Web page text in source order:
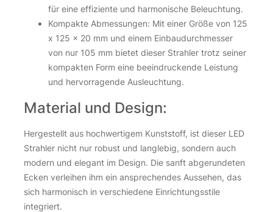
für eine effiziente und harmonische Beleuchtung.
Kompakte Abmessungen: Mit einer Größe von 125
x 125 x 20 mm und einem Einbaudurchmesser
von nur 105 mm bietet dieser Strahler trotz seiner
kompakten Form eine beeindruckende Leistung
und hervorragende Ausleuchtung.
Material und Design:
Hergestellt aus hochwertigem Kunststoff, ist dieser LED
Strahler nicht nur robust und langlebig, sondern auch
modern und elegant im Design. Die sanft abgerundeten
Ecken verleihen ihm ein ansprechendes Aussehen, das
sich harmonisch in verschiedene Einrichtungsstile
integriert.